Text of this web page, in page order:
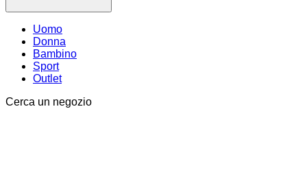
Uomo
Donna
Bambino
Sport
Outlet
Cerca un negozio